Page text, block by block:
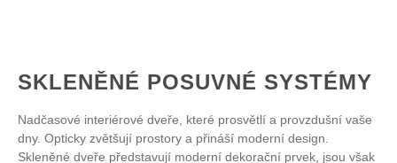
SKLENĚNÉ POSUVNÉ SYSTÉMY
Nadčasové interiérové dveře, které prosvětlí a provzdušní vaše
dny. Opticky zvětšují prostory a přináší moderní design.
Skleněné dveře představují moderní dekorační prvek, jsou však